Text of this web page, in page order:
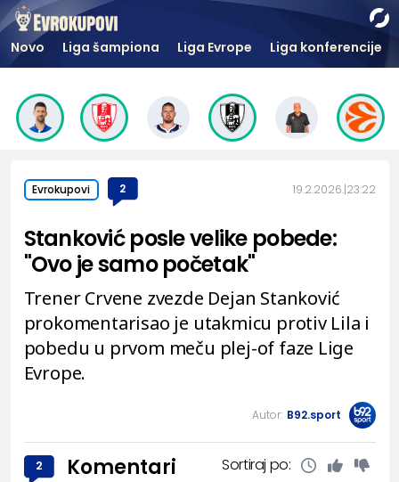
Novo Liga šampiona Liga Evrope Liga konferencije
Evrokupovi 2 19.2.2026. 23:22
Stanković posle velike pobede:
"Ovo je samo početak"
Trener Crvene zvezde Dejan Stanković
prokomentarisao je utakmicu protiv Lila i
pobedu u prvom meču plej-of faze Lige
Evrope.
Autor: B92.sport
2 Komentari Sortiraj po: